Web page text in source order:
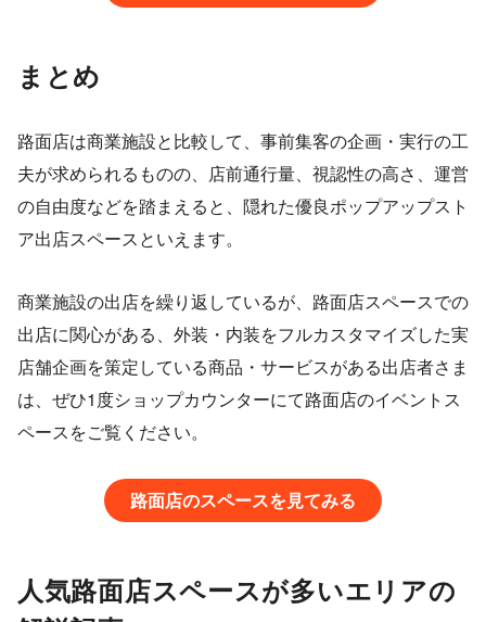
まとめ
路面店は商業施設と比較して、事前集客の企画・実行の工
夫が求められるものの、店前通行量、視認性の高さ、運営
の自由度などを踏まえると、隠れた優良ポップアップスト
ア出店スペースといえます。
商業施設の出店を繰り返しているが、路面店スペースでの
出店に関心がある、外装・内装をフルカスタマイズした実
店舗企画を策定している商品・サービスがある出店者さま
は、ぜひ1度ショップカウンターにて路面店のイベントス
ペースをご覧ください。
路面店のスペースを見てみる
人気路面店スペースが多いエリアの